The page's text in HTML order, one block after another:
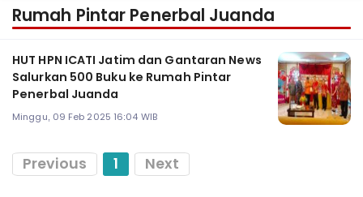
Rumah Pintar Penerbal Juanda
HUT HPN ICATI Jatim dan Gantaran News
Salurkan 500 Buku ke Rumah Pintar
Penerbal Juanda
Minggu, 09 Feb 2025 16:04 WIB
Previous 1 Next